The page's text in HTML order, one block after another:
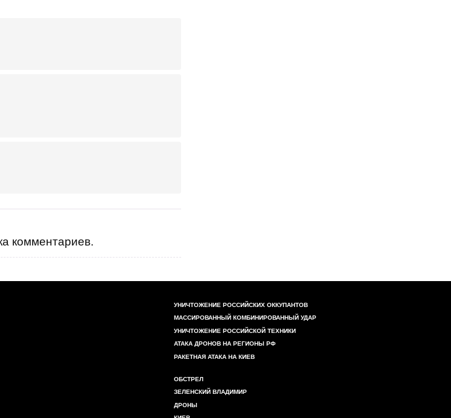
комментариев.
УНИЧТОЖЕНИЕ РОССИЙСКИХ ОККУПАНТОВ
МАССИРОВАННЫЙ КОМБИНИРОВАННЫЙ УДАР
УНИЧТОЖЕНИЕ РОССИЙСКОЙ ТЕХНИКИ
АТАКА ДРОНОВ НА РЕГИОНЫ РФ
РАКЕТНАЯ АТАКА НА КИЕВ
ОБСТРЕЛ
ЗЕЛЕНСКИЙ ВЛАДИМИР
ДРОНЫ